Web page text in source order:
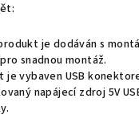
je dodáván s
snadnou montáž.
je vybaven USB
napájecí zdroj 5V